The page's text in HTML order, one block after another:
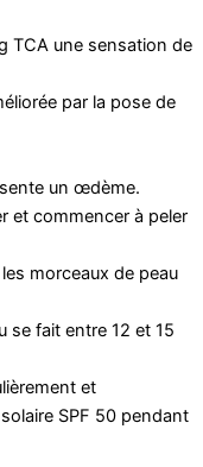
TCA une sensation de
par la pose de
un œdème.
et commencer à peler
morceaux de peau
se fait entre 12 et 15
et
SPF 50 pendant